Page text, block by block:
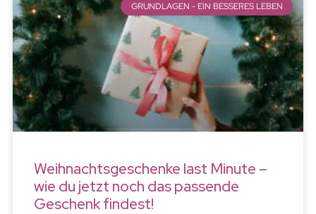
GRUNDLAGEN - EIN BESSERES LEBEN
Weihnachtsgeschenke last Minute –
wie du jetzt noch das passende
Geschenk findest!